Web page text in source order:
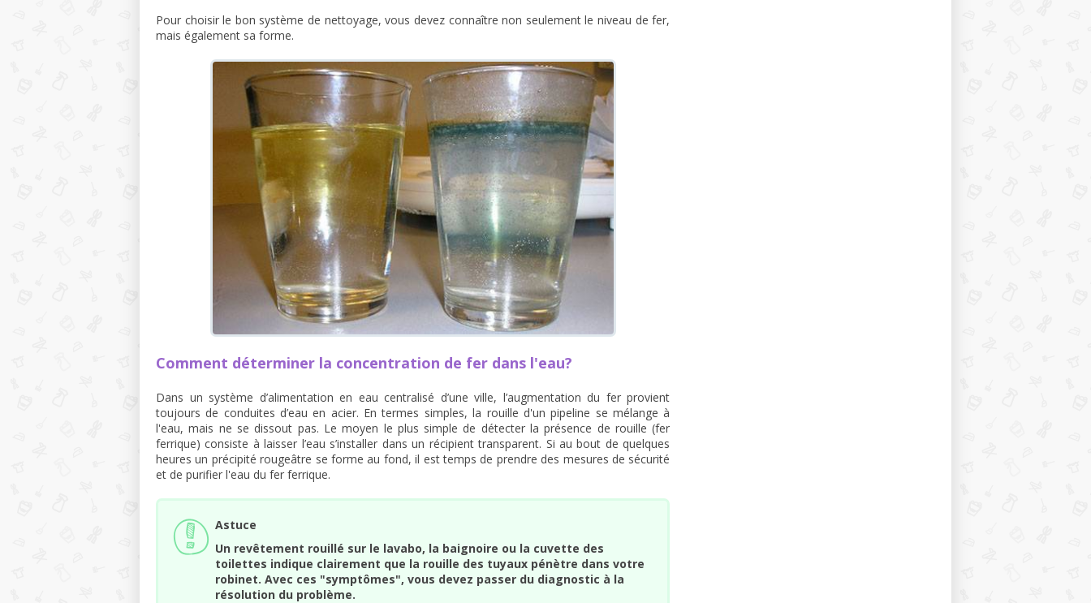
Pour choisir le bon système de nettoyage, vous devez connaître non seulement le niveau de fer,
mais également sa forme.
Comment déterminer la concentration de fer dans l'eau?
Dans un système d’alimentation en eau centralisé d’une ville, l’augmentation du fer provient
toujours de conduites d’eau en acier. En termes simples, la rouille d'un pipeline se mélange à
l'eau, mais ne se dissout pas. Le moyen le plus simple de détecter la présence de rouille (fer
ferrique) consiste à laisser l’eau s’installer dans un récipient transparent. Si au bout de quelques
heures un précipité rougeâtre se forme au fond, il est temps de prendre des mesures de sécurité
et de purifier l'eau du fer ferrique.
Astuce
Un revêtement rouillé sur le lavabo, la baignoire ou la cuvette des
toilettes indique clairement que la rouille des tuyaux pénètre dans votre
robinet. Avec ces "symptômes", vous devez passer du diagnostic à la
résolution du problème.